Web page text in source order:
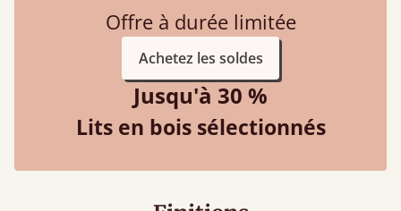
Offre à durée limitée
Achetez les soldes
Jusqu'à 30 %
Lits en bois sélectionnés